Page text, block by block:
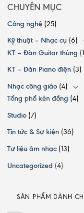
CHUYÊN MỤC
Công nghệ (25)
Kỹ thuật – Nhạc cụ (6)
KT – Đàn Guitar thùng
KT – Đàn Piano điện (3)
Nhạc công giáo (4)
Tổng phổ kèn đồng (4)
Studio (7)
Tin tức & Sự kiện (36)
Tư liệu âm nhạc (13)
Uncategorized (4)
SẢN PHẨM DÀNH